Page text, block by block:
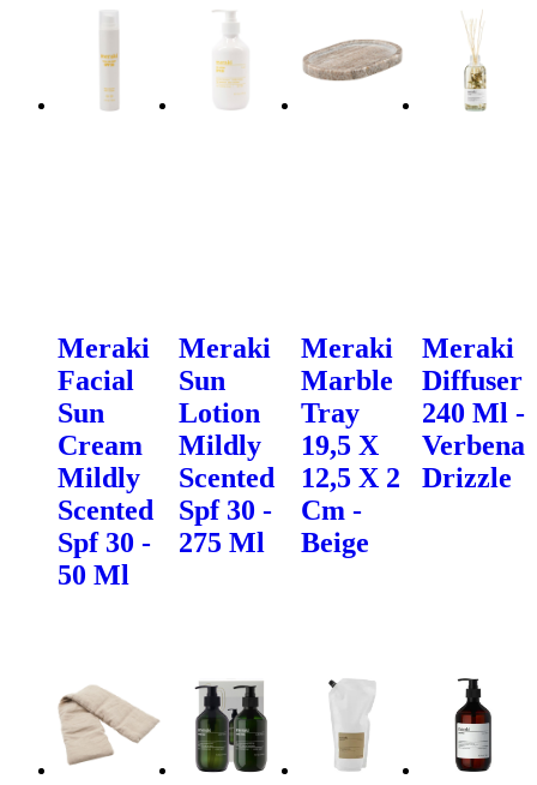
Meraki
Facial
Sun
Cream
Mildly
Scented
Spf 30 -
50 Ml
Meraki
Sun
Lotion
Mildly
Scented
Spf 30 -
275 Ml
Meraki
Marble
Tray
19,5 X
12,5 X 2
Cm -
Beige
Meraki
Diffuser
240 Ml -
Verbena
Drizzle